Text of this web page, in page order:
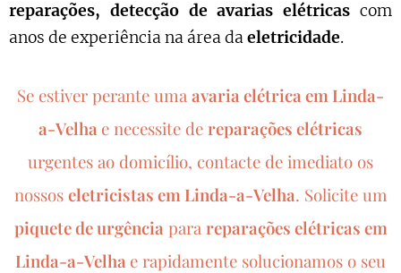
reparações, detecção de avarias elétricas com
anos de experiência na área daeletricidade.
Se estiver perante uma avaria elétrica em Linda-
a-Velha e necessite de reparações elétricas
urgentes ao domicílio, contacte de imediato os
nossos eletricistas em Linda-a-Velha. Solicite um
piquete de urgênciapara reparações elétricas em
Linda-a-Velha e rapidamente solucionamos o seu